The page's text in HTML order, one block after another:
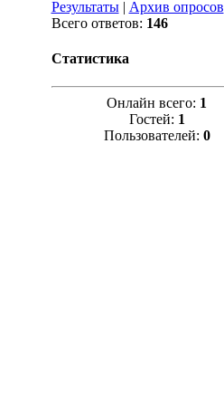
Результаты| Архив опросов
Всего ответов: 146
Статистика
Онлайн всего: 1
Гостей: 1
Пользователей: 0